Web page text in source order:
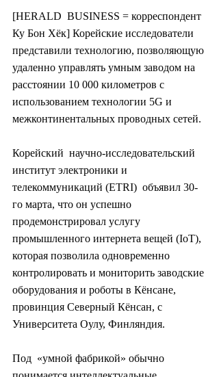
[HERALD  BUSINESS = корреспондент
Ку Бон Хёк] Корейские исследователи
представили технологию, позволяющую
удаленно управлять умным заводом на
расстоянии 10 000 километров с
использованием технологии 5G и
межконтинентальных проводных сетей.
Корейский  научно-исследовательский
институт электроники и
телекоммуникаций (ETRI)  объявил 30-
го марта, что он успешно
продемонстрировал услугу
промышленного интернета вещей (IoT),
которая позволила одновременно
контролировать и мониторить заводские
оборудования и роботы в Кёнсане,
провинция Северный Кёнсан, с
Университета Оулу, Финляндия.
Под  «умной фабрикой» обычно